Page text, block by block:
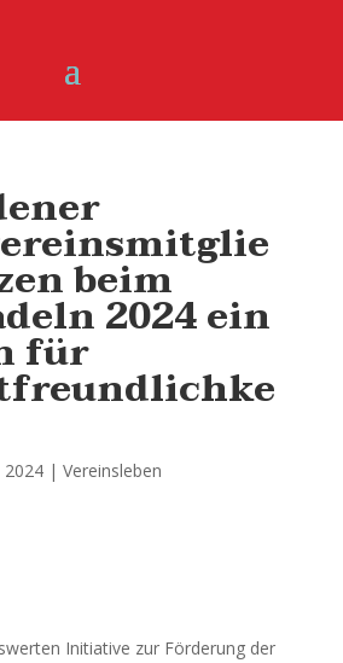
beim
2024 ein
für
2024| Vereinsleben
Initiative zur Förderung der